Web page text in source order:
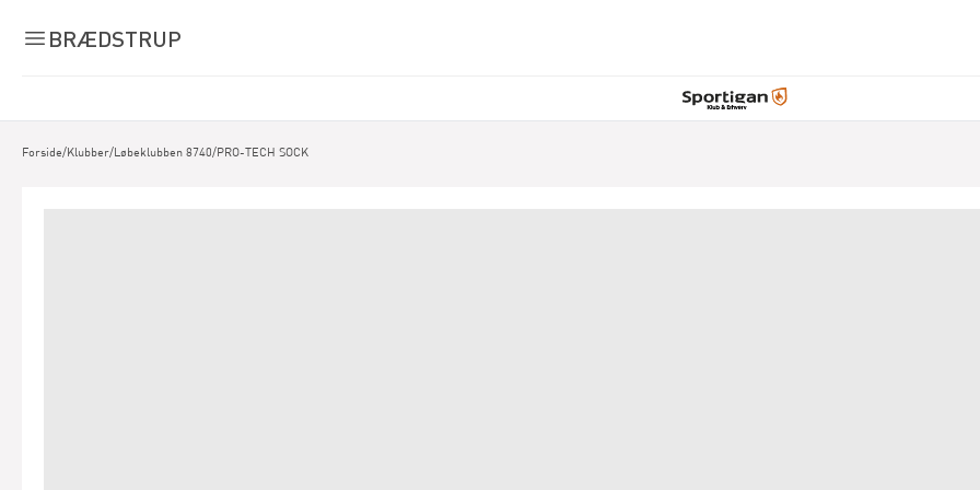
BRÆDSTRUP
Forside/Klubber/Løbeklubben 8740/PRO-TECH SOCK